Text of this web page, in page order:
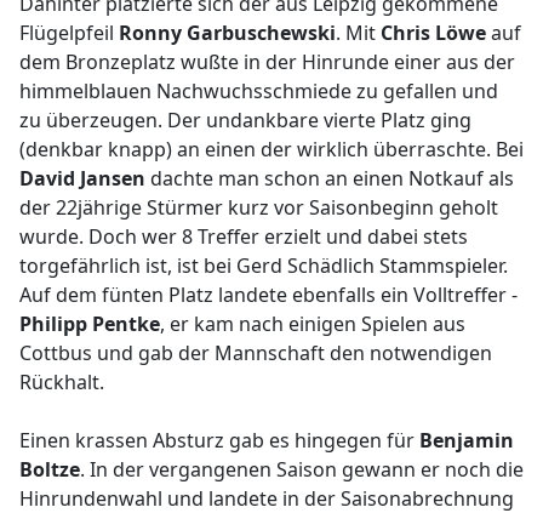
Flügelpfeil Ronny Garbuschewski. Mit Chris Löweauf
dem Bronzeplatz wußte in der Hinrunde einer aus der
himmelblauen Nachwuchsschmiede zu gefallen und
zu überzeugen. Der undankbare vierte Platz ging
(denkbar knapp) an einen der wirklich überraschte. Bei
David Jansen dachte man schon an einen Notkauf als
der 22jährige Stürmer kurz vor Saisonbeginn geholt
wurde. Doch wer 8 Treffer erzielt und dabei stets
torgefährlich ist, ist bei Gerd Schädlich Stammspieler.
Auf dem fünten Platz landete ebenfalls ein Volltreffer -
Philipp Pentke, er kam nach einigen Spielen aus
Cottbus und gab der Mannschaft den notwendigen
Rückhalt.
Einen krassen Absturz gab es hingegen für Benjamin
Boltze. In der vergangenen Saison gewann er noch die
Hinrundenwahl und landete in der Saisonabrechnung